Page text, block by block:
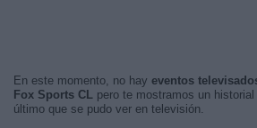
En este momento, no hay eventos
Fox Sports CL pero te mostramos un
último que se pudo ver en televisión.